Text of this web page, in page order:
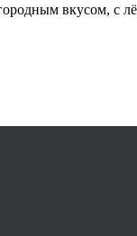
вкусом, с